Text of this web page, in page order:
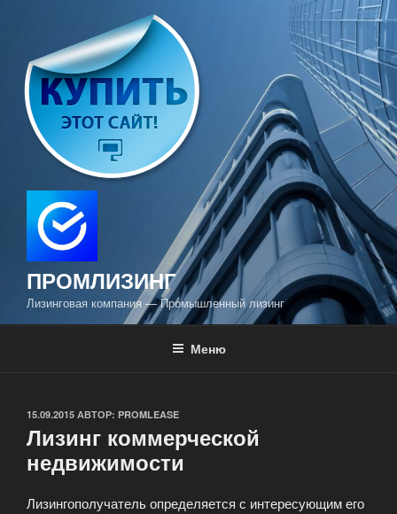
содержимому
ПРОМЛИЗИНГ
Лизинговая компания — Промышленный лизинг
Меню
ОПУБЛИКОВАНО
15.09.2015 АВТОР: PROMLEASE
Лизинг коммерческой
недвижимости
Лизингополучатель определяется с интересующим его